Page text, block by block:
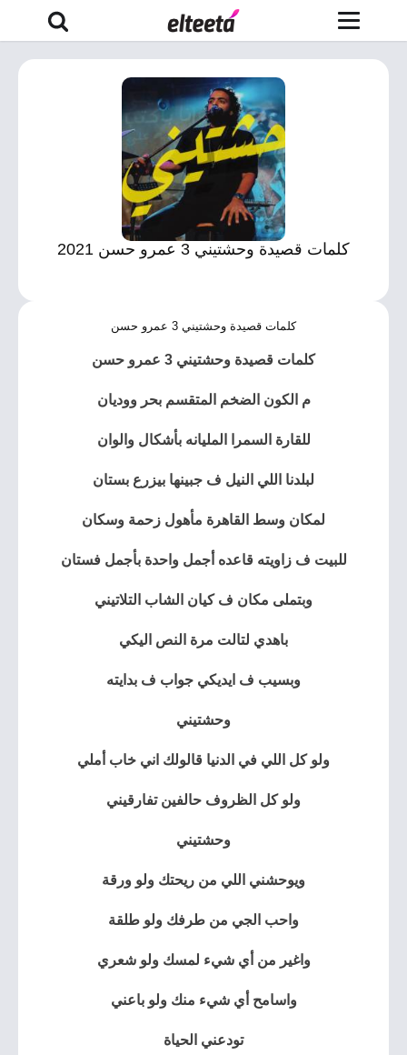
كلمات قصيدة وحشتيني 3 عمرو حسن 2021
كلمات قصيدة وحشتيني 3 عمرو حسن
كلمات قصيدة وحشتيني 3 عمرو حسن
م الكون الضخم المتقسم بحر ووديان
للقارة السمرا المليانه بأشكال والوان
لبلدنا اللي النيل ف جبينها بيزرع بستان
لمكان وسط القاهرة مأهول زحمة وسكان
للبيت ف زاويته قاعده أجمل واحدة بأجمل فستان
وبتملى مكان ف كيان الشاب التلاتيني
باهدي لتالت مرة النص اليكي
وبسيب ف ايديكي جواب ف بدايته
وحشتيني
ولو كل اللي في الدنيا قالولك اني خاب أملي
ولو كل الظروف حالفين تفارقيني
وحشتيني
ويوحشني اللي من ريحتك ولو ورقة
واحب الجي من طرفك ولو طلقة
واغير من أي شيء لمسك ولو شعري
واسامح أي شيء منك ولو باعني
تودعني الحياة